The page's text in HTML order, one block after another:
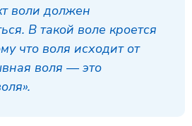
воли должен
В такой воле кроется
что воля исходит от
воля — это